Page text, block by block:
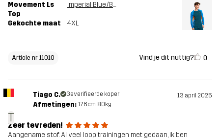
Movement Ls
Top
Imperial Blue/Blue Opal
Gekochte maat 4XL
Article nr 11010 Vind je dit nuttig? 0
T
Tiago C. Geverifieerde koper 13 april 2025
Afmetingen: 176cm, 80kg
Zeer tevreden!
Aangename stof. Al veel loop trainingen met gedaan, ik ben